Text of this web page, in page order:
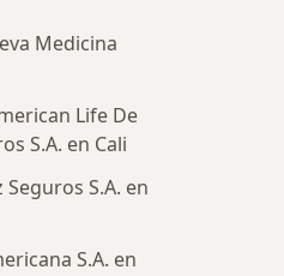
Medicina
Life De
S.A. en Cali
S.A. en
S.A. en